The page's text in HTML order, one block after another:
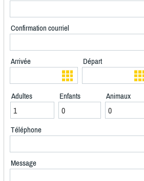
Confirmation courriel
Arrivée Départ
Adultes Enfants Animaux
Téléphone
Message